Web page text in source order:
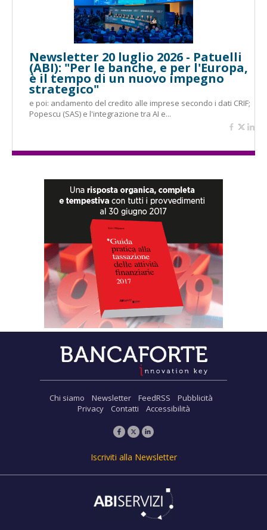
Newsletter 20 luglio 2026 - Patuelli
(ABI): "Per le banche, e per l'Europa,
è il tempo di un nuovo impegno
strategico"
e poi: andamento del credito alle imprese secondo i dati CRIF;
Popescu (SAS) e l'integrazione tra AI e...
Chi siamo Newsletter FeedRSS
Pubblicità
Privacy
Contatti Accessibilità
Iscriviti alla Newsletter